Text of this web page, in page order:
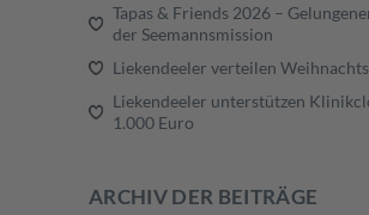
Tapas & Friends 2026 –
der Seemannsmission
Liekendeeler verteilen
Liekendeeler unterstützen
1.000 Euro
ARCHIV DER BEITRÄGE